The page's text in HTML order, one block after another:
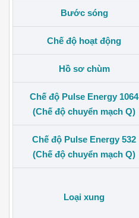
Bước sóng
Chế độ hoạt động
Hồ sơ chùm
Chế độ Pulse Energy 1064
(Chế độ chuyển mạch Q)
Chế độ Pulse Energy 532
(Chế độ chuyển mạch Q)
Loại xung